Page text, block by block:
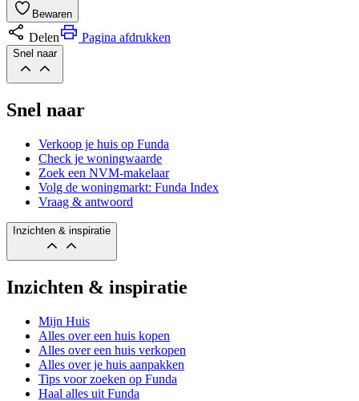
Bewaren
Delen Pagina afdrukken
Snel naar
Snel naar
Verkoop je huis op Funda
Check je woningwaarde
Zoek een NVM-makelaar
Volg de woningmarkt: Funda Index
Vraag & antwoord
Inzichten & inspiratie
Inzichten & inspiratie
Mijn Huis
Alles over een huis kopen
Alles over een huis verkopen
Alles over je huis aanpakken
Tips voor zoeken op Funda
Haal alles uit Funda